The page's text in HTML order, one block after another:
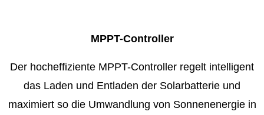
MPPT-Controller
Der hocheffiziente MPPT-Controller regelt intelligent
das Laden und Entladen der Solarbatterie und
maximiert so die Umwandlung von Sonnenenergie in